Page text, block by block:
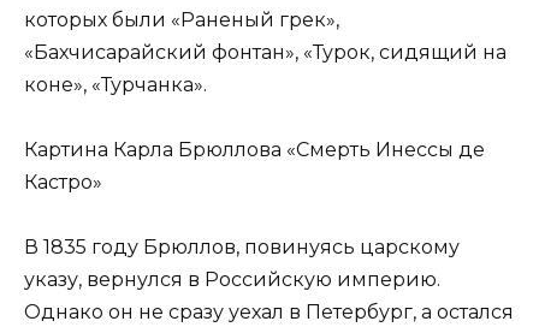
которых были «Раненый грек»,
«Бахчисарайский фонтан», «Турок, сидящий на
коне», «Турчанка».
Картина Карла Брюллова «Смерть Инессы де
Кастро»
В 1835 году Брюллов, повинуясь царскому
указу, вернулся в Российскую империю.
Однако он не сразу уехал в Петербург, а остался